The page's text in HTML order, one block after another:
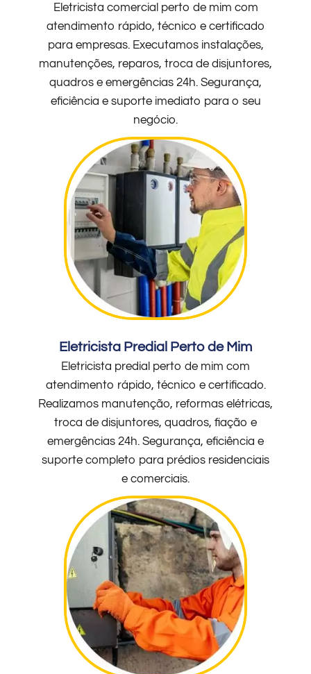
Eletricista comercial perto de mim com
atendimento rápido, técnico e certificado
para empresas. Executamos instalações,
manutenções, reparos, troca de disjuntores,
quadros e emergências 24h. Segurança,
eficiência e suporte imediato para o seu
negócio.
Eletricista Predial Perto de Mim
Eletricista predial perto de mim com
atendimento rápido, técnico e certificado.
Realizamos manutenção, reformas elétricas,
troca de disjuntores, quadros, fiação e
emergências 24h. Segurança, eficiência e
suporte completo para prédios residenciais
e comerciais.